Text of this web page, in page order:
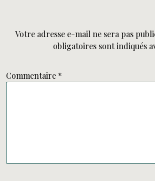
Votre adresse e-mail ne sera pas
obligatoires sont indiqués
Commentaire *